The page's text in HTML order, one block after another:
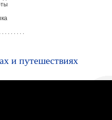
. . . . . . . .
и путешествиях